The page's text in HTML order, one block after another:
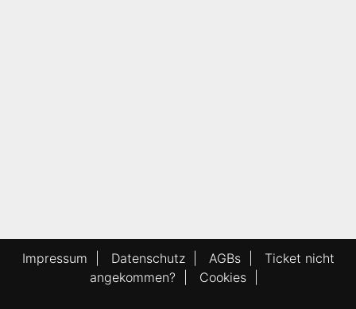
Impressum Datenschutz| AGBs| Ticket nicht
angekommen?
Cookies